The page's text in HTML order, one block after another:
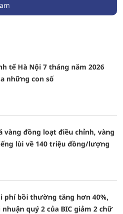
tế Hà Nội 7 tháng năm 2026
những con số
vàng đồng loạt điều chỉnh, vàng
lùi về 140 triệu đồng/lượng
phí bồi thường tăng hơn 40%,
nhuận quý 2 của BIC giảm 2 chữ